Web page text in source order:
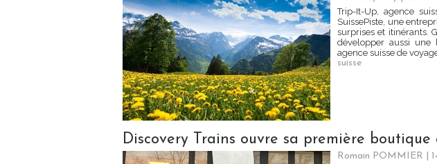
Trip-It-Up, agence
SuissePiste, une
surprises et itinérants.
développer aussi une
agence suisse de
suisse
Discovery Trains ouvre sa première
Romain POMMIER |